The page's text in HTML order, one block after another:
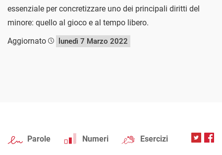
essenziale per concretizzare uno dei principali diritti del
minore: quello al gioco e al tempo libero.
Aggiornato
lunedì 7 Marzo 2022
Parole Numeri Esercizi